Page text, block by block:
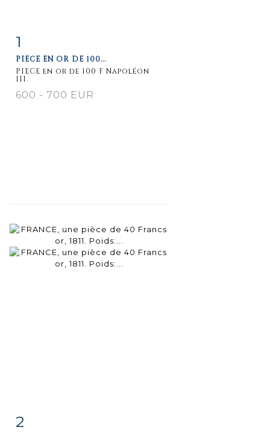
1
PIECE EN OR DE 100...
PIECE en or de 100 F Napoléon
III.
600 - 700 EUR
2